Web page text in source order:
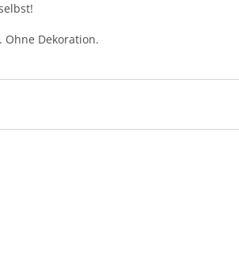
Ohne Dekoration.